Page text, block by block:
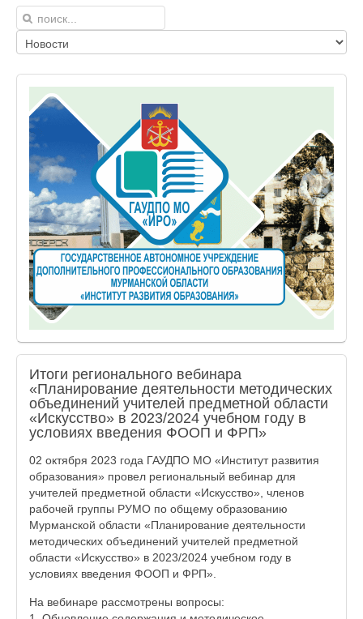
Итоги регионального вебинара
«Планирование деятельности методических
объединений учителей предметной области
«Искусство» в 2023/2024 учебном году в
условиях введения ФООП и ФРП»
02 октября 2023 года ГАУДПО МО «Институт развития
образования» провел региональный вебинар для
учителей предметной области «Искусство», членов
рабочей группы РУМО по общему образованию
Мурманской области «Планирование деятельности
методических объединений учителей предметной
области «Искусство» в 2023/2024 учебном году в
условиях введения ФООП и ФРП».
На вебинаре рассмотрены вопросы: